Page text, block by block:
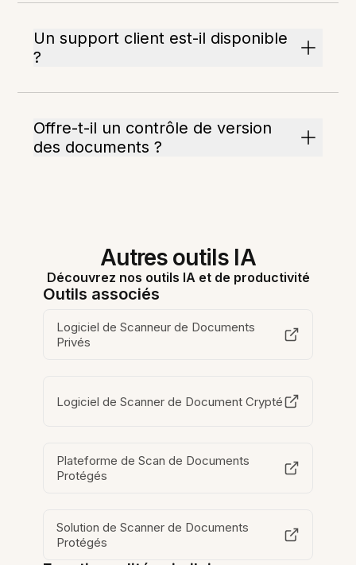
Un support client est-il disponible
?
Offre-t-il un contrôle de version
des documents ?
Autres outils IA
Découvrez nos outils IA et de productivité
Outils associés
Logiciel de Scanneur de Documents
Privés
Logiciel de Scanner de Document Crypté
Plateforme de Scan de Documents
Protégés
Solution de Scanner de Documents
Protégés